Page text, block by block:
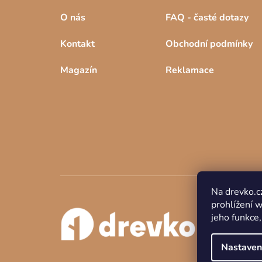
Na
prohlížení
jeho
O nás
Kontakt
Magazín
FAQ - časté dotazy
Obchodní podmínky
Reklamace